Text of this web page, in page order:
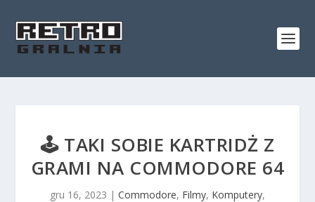
🕹️ TAKI SOBIE KARTRIDŻ Z
GRAMI NA COMMODORE 64
gru 16, 2023 | Commodore, Filmy, Komputery,